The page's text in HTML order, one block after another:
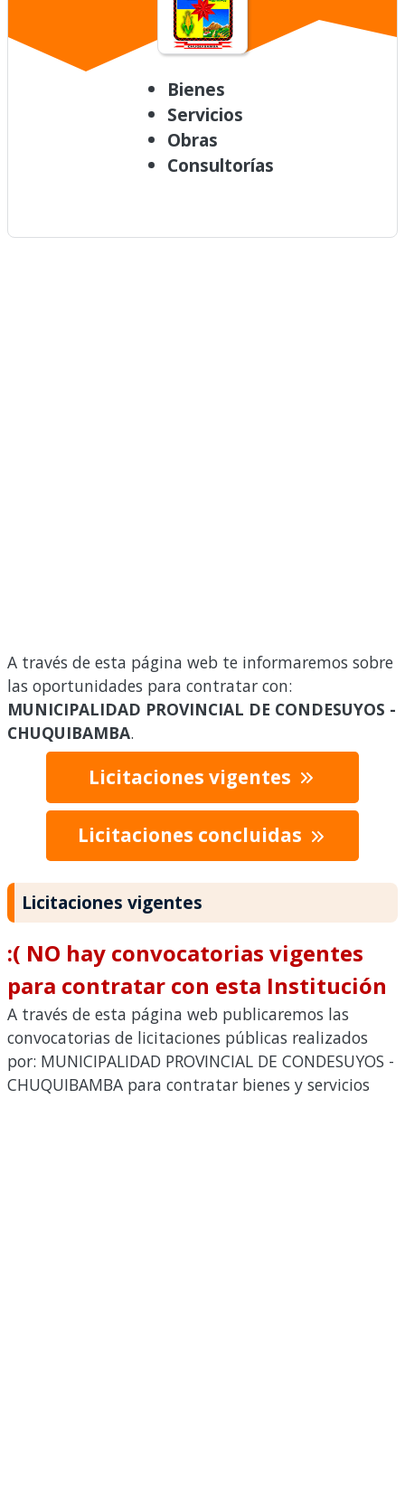
Bienes
Servicios
Obras
Consultorías
A través de esta página web te informaremos sobre
las oportunidades para contratar con:
MUNICIPALIDAD PROVINCIAL DE CONDESUYOS -
CHUQUIBAMBA.
Licitaciones vigentes
Licitaciones concluidas
Licitaciones vigentes
:( NO hay convocatorias vigentes
para contratar con esta Institución
A través de esta página web publicaremos las
convocatorias de licitaciones públicas realizados
por: MUNICIPALIDAD PROVINCIAL DE CONDESUYOS -
CHUQUIBAMBA para contratar bienes y servicios